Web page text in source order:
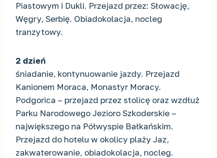
Piastowym i Dukli. Przejazd przez: Słowację,
Węgry, Serbię. Obiadokolacja, nocleg
tranzytowy.
2 dzień
śniadanie, kontynuowanie jazdy. Przejazd
Kanionem Moraca, Monastyr Moracy.
Podgorica – przejazd przez stolicę oraz wzdłuż
Parku Narodowego Jezioro Szkoderskie –
największego na Półwyspie Bałkańskim.
Przejazd do hotelu w okolicy plaży Jaz,
zakwaterowanie, obiadokolacja, nocleg.